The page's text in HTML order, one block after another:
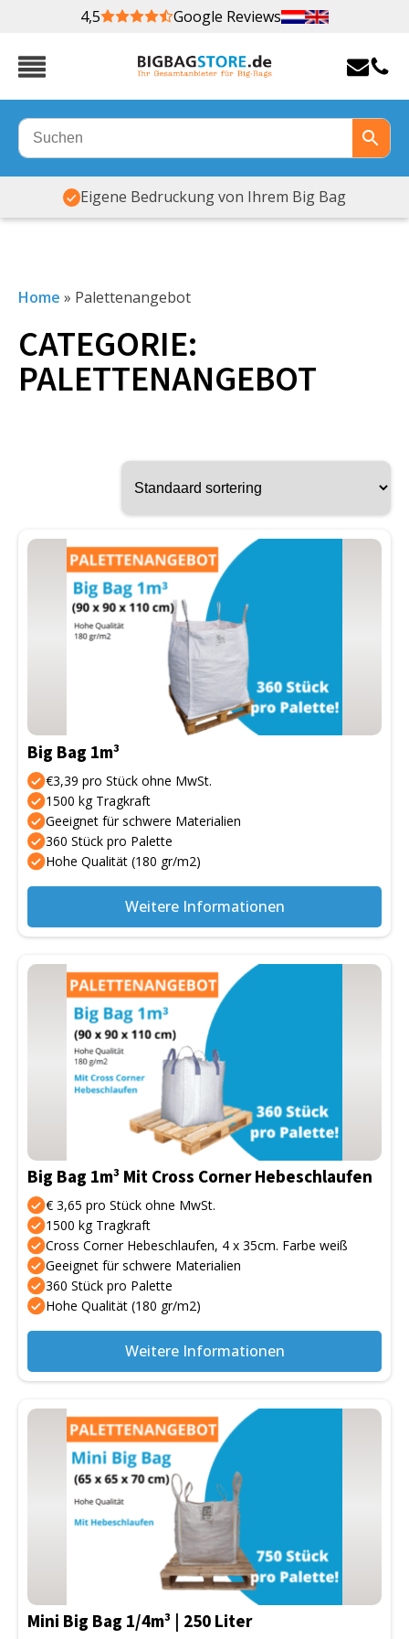
4,5 Google Reviews
Eigene Bedruckung von Ihrem Big Bag
Home » Palettenangebot
CATEGORIE:
PALETTENANGEBOT
Big Bag 1m³
€3,39 pro Stück ohne MwSt.
1500 kg Tragkraft
Geeignet für schwere Materialien
360 Stück pro Palette
Hohe Qualität (180 gr/m2)
Weitere Informationen
Big Bag 1m³ Mit Cross Corner Hebeschlaufen
€ 3,65 pro Stück ohne MwSt.
1500 kg Tragkraft
Cross Corner Hebeschlaufen, 4 x 35cm. Farbe weiß
Geeignet für schwere Materialien
360 Stück pro Palette
Hohe Qualität (180 gr/m2)
Weitere Informationen
Mini Big Bag 1/4m³ | 250 Liter